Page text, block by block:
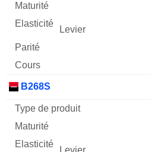
B268S